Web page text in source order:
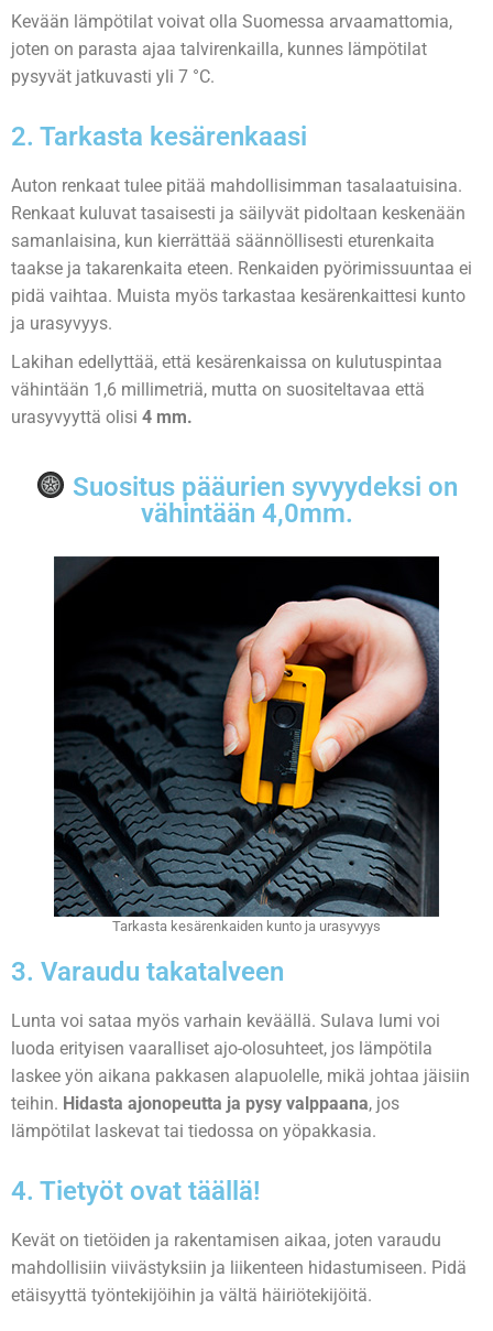
Kevään lämpötilat voivat olla Suomessa arvaamattomia,
joten on parasta ajaa talvirenkailla, kunnes lämpötilat
pysyvät jatkuvasti yli 7 °C.
2. Tarkasta kesärenkaasi
Auton renkaat tulee pitää mahdollisimman tasalaatuisina.
Renkaat kuluvat tasaisesti ja säilyvät pidoltaan keskenään
samanlaisina, kun kierrättää säännöllisesti eturenkaita
taakse ja takarenkaita eteen. Renkaiden pyörimissuuntaa ei
pidä vaihtaa. Muista myös tarkastaa kesärenkaittesi kunto
ja urasyvyys.
Lakihan edellyttää, että kesärenkaissa on kulutuspintaa
vähintään 1,6 millimetriä, mutta on suositeltavaa että
urasyvyyttä olisi 4 mm.
Suositus pääurien syvyydeksi on
vähintään 4,0mm.
Tarkasta kesärenkaiden kunto ja urasyvyys
3. Varaudu takatalveen
Lunta voi sataa myös varhain keväällä. Sulava lumi voi
luoda erityisen vaaralliset ajo-olosuhteet, jos lämpötila
laskee yön aikana pakkasen alapuolelle, mikä johtaa jäisiin
teihin. Hidasta ajonopeutta ja pysy valppaana, jos
lämpötilat laskevat tai tiedossa on yöpakkasia.
4. Tietyöt ovat täällä!
Kevät on tietöiden ja rakentamisen aikaa, joten varaudu
mahdollisiin viivästyksiin ja liikenteen hidastumiseen. Pidä
etäisyyttä työntekijöihin ja vältä häiriötekijöitä.